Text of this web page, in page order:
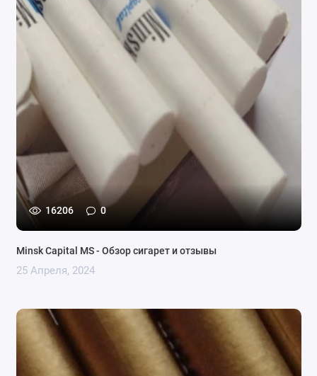
16206 0
Minsk Capital MS - Обзор сигарет и отзывы
25 Апреля, 2024